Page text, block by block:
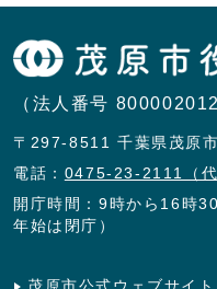
（法人番号
〒297-8511 千葉県茂原
電話： 0475-23-2111（代
開庁時間：9時から16時
年始は閉庁）